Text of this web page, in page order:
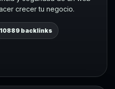
crecer tu negocio.
10889 backlinks